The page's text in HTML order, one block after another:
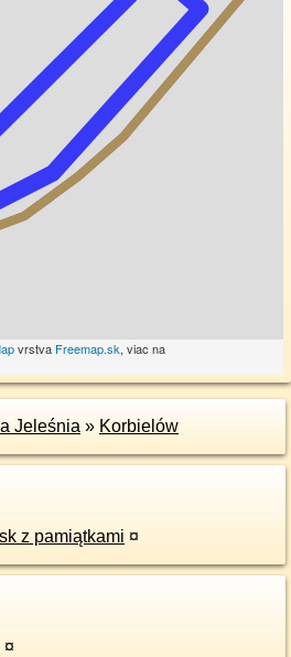
vrstva Freemap.sk, viac na
Jeleśnia » Korbielów
z pamiątkami ¤
¤